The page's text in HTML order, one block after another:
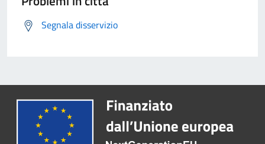
Segnala disservizio